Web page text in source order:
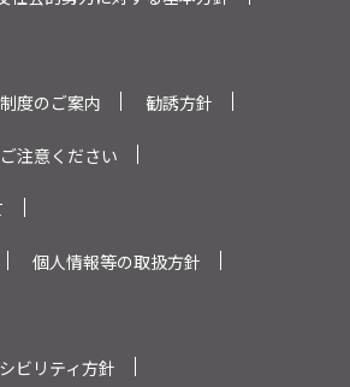
度のご案内 勧誘方針
注意ください
個人情報等の取扱方針
ビリティ方針